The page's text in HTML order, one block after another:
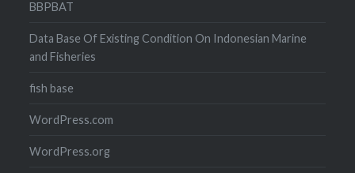
BBPBAT
Data Base Of Existing Condition On Indonesian Marine
and Fisheries
fish base
WordPress.com
WordPress.org